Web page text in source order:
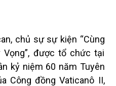
chủ sự sự kiện “Cùng
được tổ chức tại
kỷ niệm 60 năm Tuyên
Công đồng Vaticanô II,